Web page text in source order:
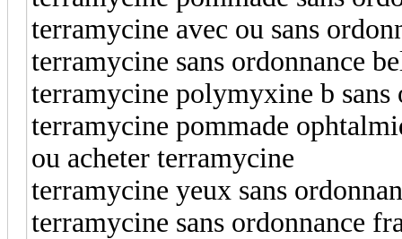
terramycine avec ou sans
terramycine sans ordonnance
terramycine polymyxine b sans
terramycine pommade
ou acheter terramycine
terramycine yeux sans
terramycine sans ordonnance